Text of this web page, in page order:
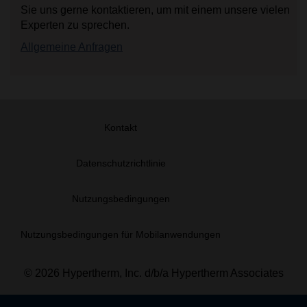
Sie uns gerne kontaktieren, um mit einem unsere vielen
Experten zu sprechen.
Allgemeine Anfragen
Kontakt
Datenschutzrichtlinie
Nutzungsbedingungen
Nutzungsbedingungen für Mobilanwendungen
© 2026 Hypertherm, Inc. d/b/a Hypertherm Associates